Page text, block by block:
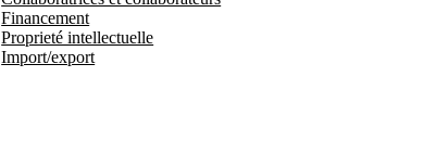
Financement
Proprieté intellectuelle
Import/export